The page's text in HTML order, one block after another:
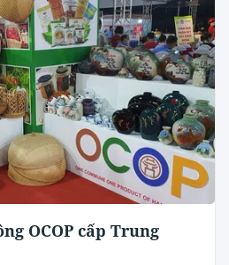
OCOP cấp Trung